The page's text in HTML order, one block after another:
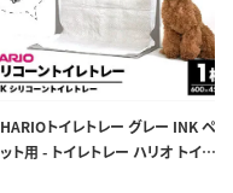
HARIOトイレトレー グレー INK ペ
ット用 - トイレトレー ハリオ トイレ